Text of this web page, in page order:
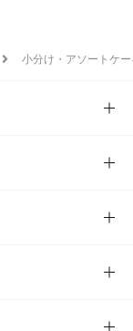
小分け・アソートケ